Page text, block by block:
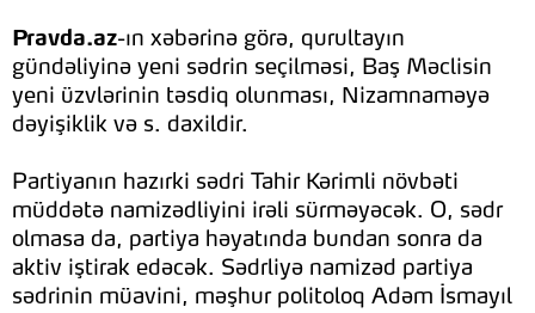
Pravda.az-ın xəbərinə görə, qurultayın
gündəliyinə yeni sədrin seçilməsi, Baş Məclisin
yeni üzvlərinin təsdiq olunması, Nizamnaməyə
dəyişiklik və s. daxildir.
Partiyanın hazırki sədri Tahir Kərimli növbəti
müddətə namizədliyini irəli sürməyəcək. O, sədr
olmasa da, partiya həyatında bundan sonra da
aktiv iştirak edəcək. Sədrliyə namizəd partiya
sədrinin müavini, məşhur politoloq Adəm İsmayıl